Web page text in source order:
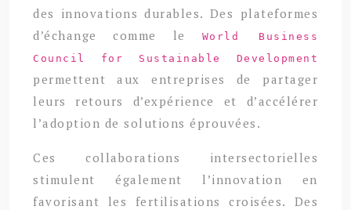
des innovations durables. Des plateformes
d’échange comme le
World Business
Council for Sustainable Development
permettent aux entreprises de partager
leurs retours d’expérience et d’accélérer
l’adoption de solutions éprouvées.
Ces collaborations intersectorielles
stimulent également l’innovation en
favorisant les fertilisations croisées. Des